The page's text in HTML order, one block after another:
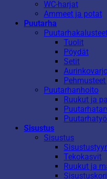
WC-harjat
Ammeet ja potat
Puutarha
Tuolit
Pöydät
Setit
Puutarhanhoito
Ruukut ja
Sisustus
Sisustus
Tekokasvit
Ruukut ja